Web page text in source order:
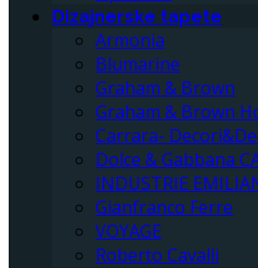
Dizajnerske tapete
Armonia
Blumarine
Graham & Brown
Graham & Brown
Carrara-
Dolce & Gabbana
INDUSTRIE
Gianfranco Ferre
VOYAGE
Roberto Cavalli